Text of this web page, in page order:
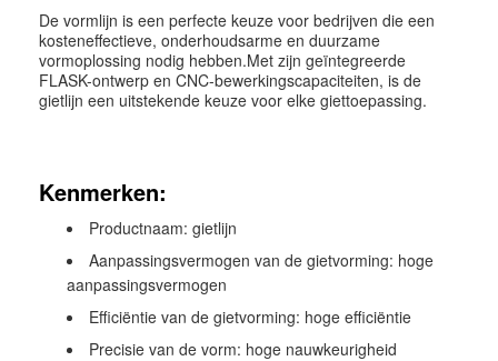
De vormlijn is een perfecte keuze voor bedrijven die een
kosteneffectieve, onderhoudsarme en duurzame
vormoplossing nodig hebben.Met zijn geïntegreerde
FLASK-ontwerp en CNC-bewerkingscapaciteiten, is de
gietlijn een uitstekende keuze voor elke giettoepassing.
Kenmerken:
Productnaam: gietlijn
Aanpassingsvermogen van de gietvorming: hoge
aanpassingsvermogen
Efficiëntie van de gietvorming: hoge efficiëntie
Precisie van de vorm: hoge nauwkeurigheid